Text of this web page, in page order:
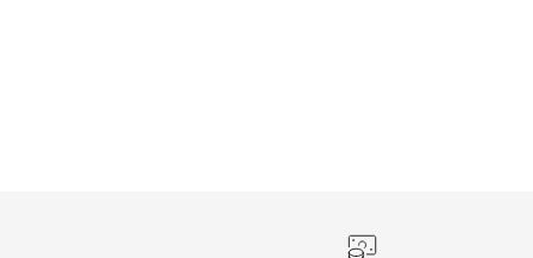
será aliada da sua rotina. Impossível não se